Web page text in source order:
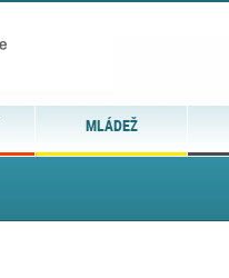
MLÁDEŽ